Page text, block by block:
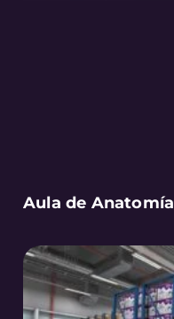
Aula de Anatomía